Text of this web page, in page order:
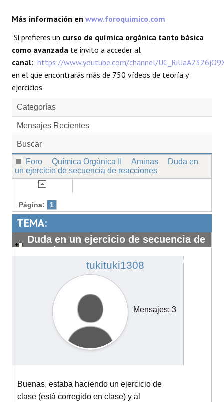
Más información en www.foroquimico.com
Si prefieres un curso de química orgánica tanto básica
como avanzada te invito a acceder al
canal: https://www.youtube.com/channel/
en el que encontrarás más de 750 vídeos de teoría y
ejercicios.
Categorías
Mensajes Recientes
Buscar
Foro Química Orgánica II Aminas
Duda en
un ejercicio de secuencia de reacciones
Página: 1
TEMA:
Duda en un ejercicio de secuencia de
reacciones
#14175
tukituki1308
Mensajes: 3
Buenas, estaba haciendo un ejercicio de
clase (está corregido en clase) y al